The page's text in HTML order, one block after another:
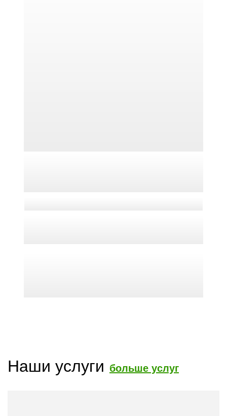
Наши услуги больше услуг